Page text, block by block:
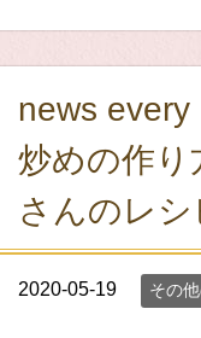
news every
炒めの作
さんのレシ
2020-05-19 その